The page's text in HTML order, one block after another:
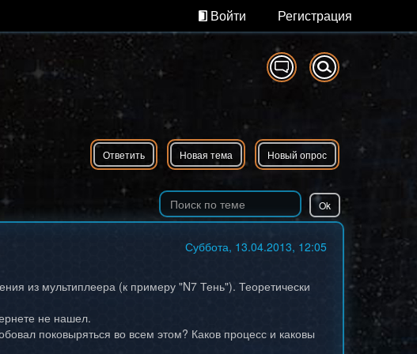
Войти Регистрация
Ответить Новая тема Новый опрос
Суббота, 13.04.2013, 12:05
из мультиплеера (к примеру "N7 Тень"). Теоретически
не нашел.
поковыряться во всем этом? Каков процесс и каковы